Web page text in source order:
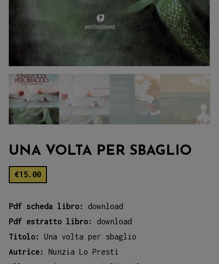
UNA VOLTA PER SBAGLIO
€15.00
Pdf scheda libro: download
Pdf estratto libro: download
Titolo: Una volta per sbaglio
Autrice: Nunzia Lo Presti